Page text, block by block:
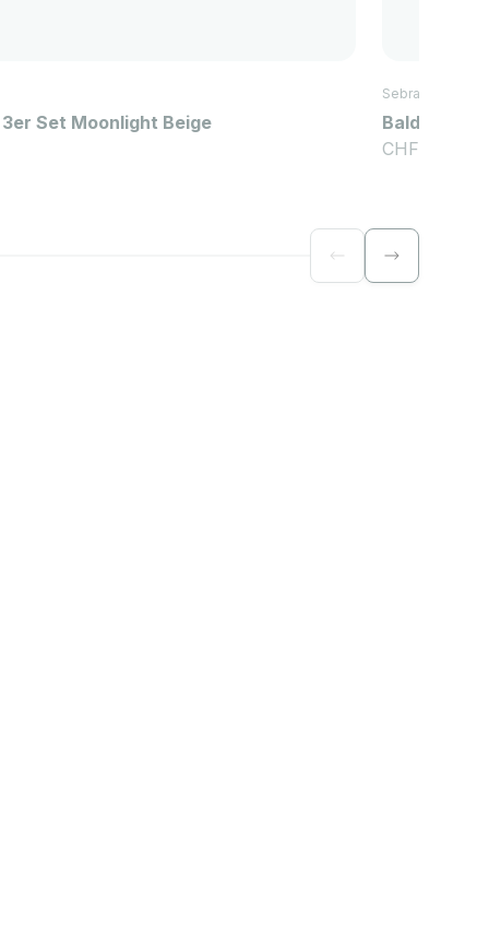
Set Moonlight Beige
Sebra
Baldachin,
Angebot
CHF 109.00
ZurückVor